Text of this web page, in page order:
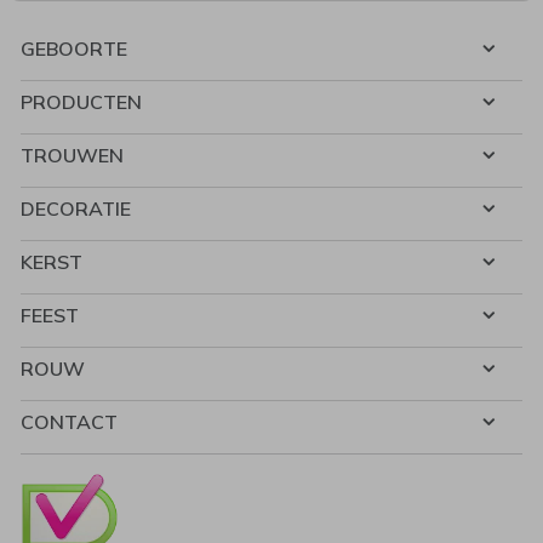
GEBOORTE
PRODUCTEN
TROUWEN
DECORATIE
KERST
FEEST
ROUW
CONTACT